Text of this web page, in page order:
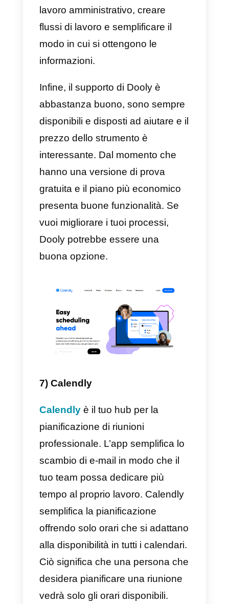
5) Aircall
Aircall è una piattaforma e una
soluzione di telefonia cloud e call
center. Ciò facilita la
comunicazione tramite chiamata
tra i team di vendita e di supporto
con i clienti. Questo strumento ti
consente di ricevere ed effettuare
su dispositivi mobili e computer.
Aircall è estremamente facile da
configurare e bastano pochi
supporto e il servizio clienti di
questo strumento sono molto
buoni e sono sempre disposti ad
aiutare. Un’ottima funzionalità è
sincronizzazione con strumenti
aziendali come Pipedrive o altri
CRM. Lo strumento offre anche
una facile analisi dei dati per
aiutare a migliorare le prestazioni
di comunicazione della tua
azienda.